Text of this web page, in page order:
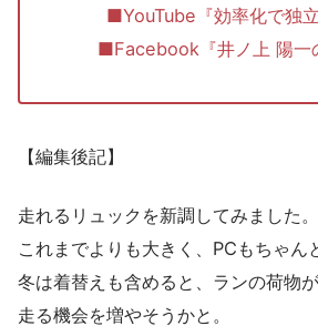
■YouTube『効率化で独立
■Facebook『井ノ上 陽一
【編集後記】
走れるリュックを新調してみました。
これまでよりも大きく、PCもちゃん
冬は着替えも含めると、ランの荷物
走る機会を増やそうかと。